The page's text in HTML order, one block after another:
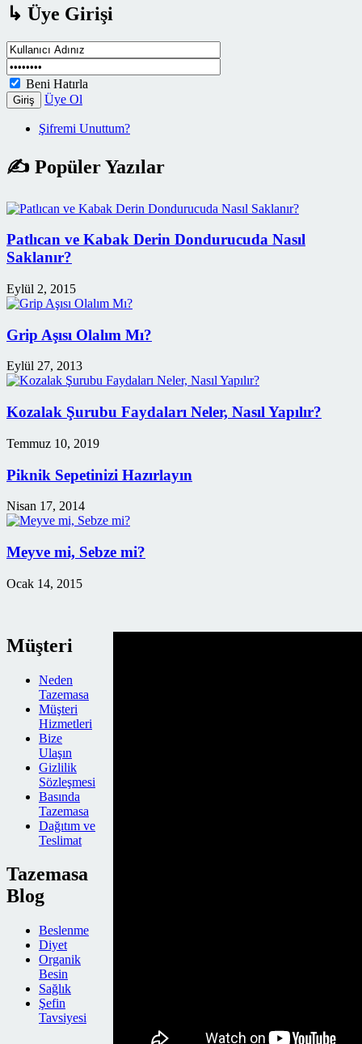
↳ Üye Girişi
Beni Hatırla
Giriş Üye Ol
Şifremi Unuttum?
✍ Popüler Yazılar
Patlıcan ve Kabak Derin Dondurucuda Nasıl
Saklanır?
Eylül 2, 2015
Grip Aşısı Olalım Mı?
Eylül 27, 2013
Kozalak Şurubu Faydaları Neler, Nasıl Yapılır?
Temmuz 10, 2019
Piknik Sepetinizi Hazırlayın
Nisan 17, 2014
Meyve mi, Sebze mi?
Ocak 14, 2015
Müşteri
Neden
Tazemasa
Müşteri
Hizmetleri
Bize
Ulaşın
Gizlilik
Sözleşmesi
Basında
Tazemasa
Dağıtım ve
Teslimat
Tazemasa
Blog
Beslenme
Diyet
Organik
Besin
Sağlık
Şefin
Tavsiyesi